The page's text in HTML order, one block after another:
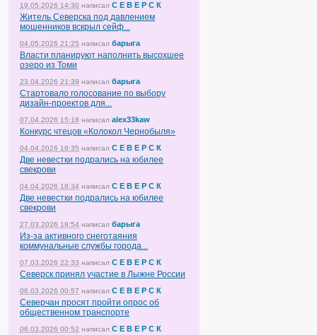
19.05.2026 14:30 написал С Е В Е Р С К
Житель Северска под давлением
мошенников вскрыл сейф...
04.05.2026 21:25 написал барыга
Власти планируют наполнить высохшее
озеро из Томи
23.04.2026 21:39 написал барыга
Стартовало голосование по выбору
дизайн-проектов для...
07.04.2026 15:18 написал alex33kaw
Конкурс чтецов «Колокол Чернобыля»
04.04.2026 18:35 написал С Е В Е Р С К
Две невестки подрались на юбилее
свекрови
04.04.2026 18:34 написал С Е В Е Р С К
Две невестки подрались на юбилее
свекрови
27.03.2026 19:54 написал барыга
Из-за активного снеготаяния
коммунальные службы города...
07.03.2026 22:33 написал С Е В Е Р С К
Северск принял участие в Лыжне России
06.03.2026 00:57 написал С Е В Е Р С К
Северчан просят пройти опрос об
общественном транспорте
06.03.2026 00:52 написал С Е В Е Р С К